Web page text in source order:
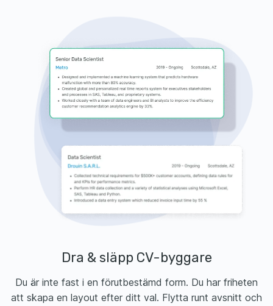
Dra & släpp CV-byggare
Du är inte fast i en förutbestämd form. Du har friheten
att skapa en layout efter ditt val. Flytta runt avsnitt och